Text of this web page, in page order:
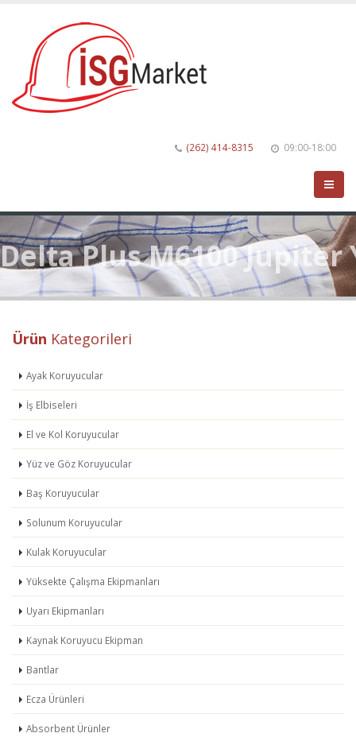
(262) 414-8315 09:00-18:00
Delta Plus M6100 Jupiter
Ürün Kategorileri
Ayak Koruyucular
İş Elbiseleri
El ve Kol Koruyucular
Yüz ve Göz Koruyucular
Baş Koruyucular
Solunum Koruyucular
Kulak Koruyucular
Yüksekte Çalışma Ekipmanları
Uyarı Ekipmanları
Kaynak Koruyucu Ekipman
Bantlar
Ecza Ürünleri
Absorbent Ürünler